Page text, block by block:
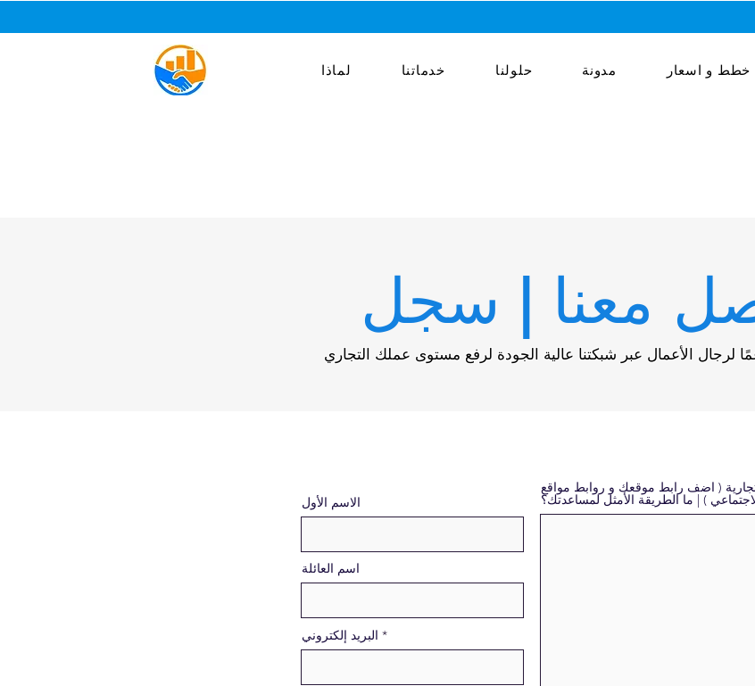
لماذا خدماتنا حلولنا مدونة خطط و اسعار
معنا | سجل
لرجال الأعمال عبر شبكتنا عالية الجودة لرفع مستوى عملك التجاري
الاسم الأول
اسم العائلة
البريد إلكتروني
( اضف رابط موقعك و روابط مواقع
) | ما الطريقة الأمثل لمساعدتك؟